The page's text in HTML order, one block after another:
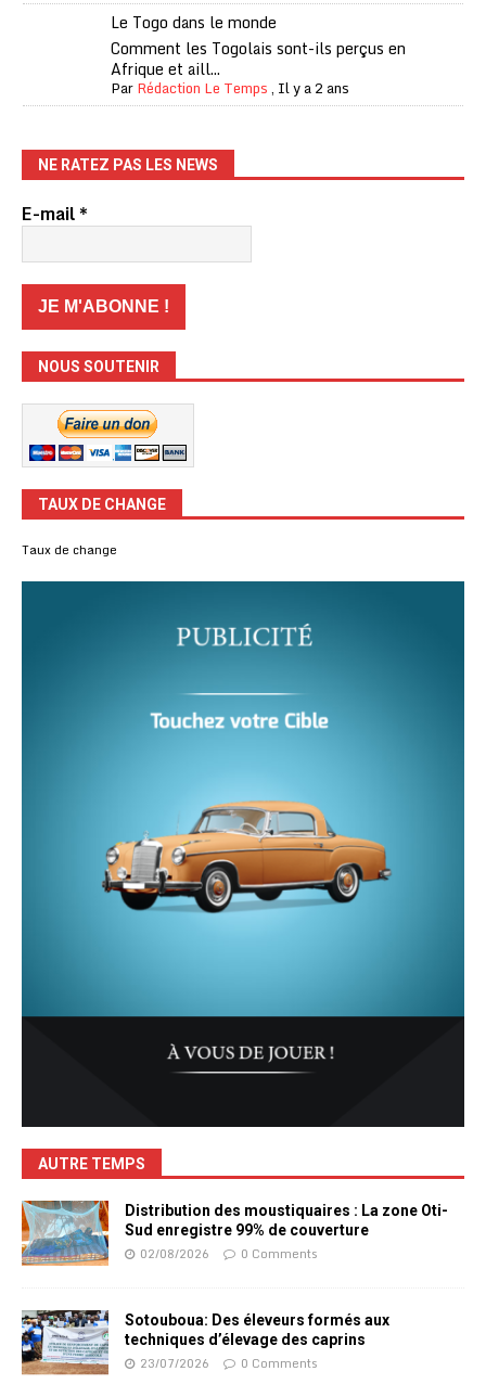
Le Togo dans le monde
Comment les Togolais sont-ils perçus en
Afrique et aill...
ParRédaction Le Temps, Il y a 2 ans
NE RATEZ PAS LES NEWS
E-mail*
NOUS SOUTENIR
TAUX DE CHANGE
Taux de change
AUTRE TEMPS
Distribution des moustiquaires : La zone Oti-
Sud enregistre 99% de couverture
02/08/2026 0 Comments
Sotouboua: Des éleveurs formés aux
techniques d’élevage des caprins
23/07/2026 0 Comments